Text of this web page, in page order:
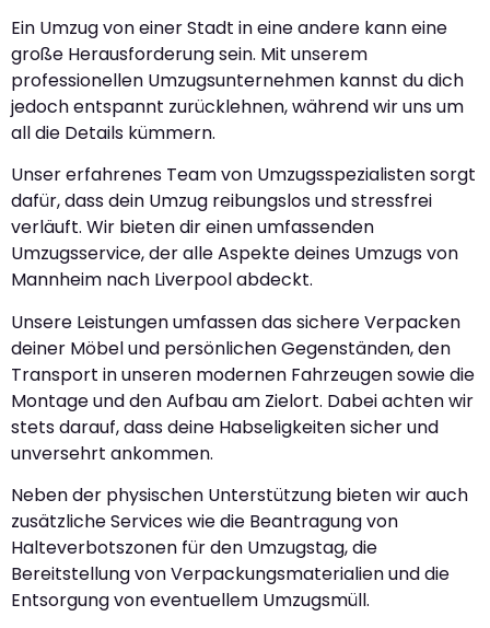
Ein Umzug von einer Stadt in eine andere kann eine
große Herausforderung sein. Mit unserem
professionellen Umzugsunternehmen kannst du dich
jedoch entspannt zurücklehnen, während wir uns um
all die Details kümmern.
Unser erfahrenes Team von Umzugsspezialisten sorgt
dafür, dass dein Umzug reibungslos und stressfrei
verläuft. Wir bieten dir einen umfassenden
Umzugsservice, der alle Aspekte deines Umzugs von
Mannheim nach Liverpool abdeckt.
Unsere Leistungen umfassen das sichere Verpacken
deiner Möbel und persönlichen Gegenständen, den
Transport in unseren modernen Fahrzeugen sowie die
Montage und den Aufbau am Zielort. Dabei achten wir
stets darauf, dass deine Habseligkeiten sicher und
unversehrt ankommen.
Neben der physischen Unterstützung bieten wir auch
zusätzliche Services wie die Beantragung von
Halteverbotszonen für den Umzugstag, die
Bereitstellung von Verpackungsmaterialien und die
Entsorgung von eventuellem Umzugsmüll.